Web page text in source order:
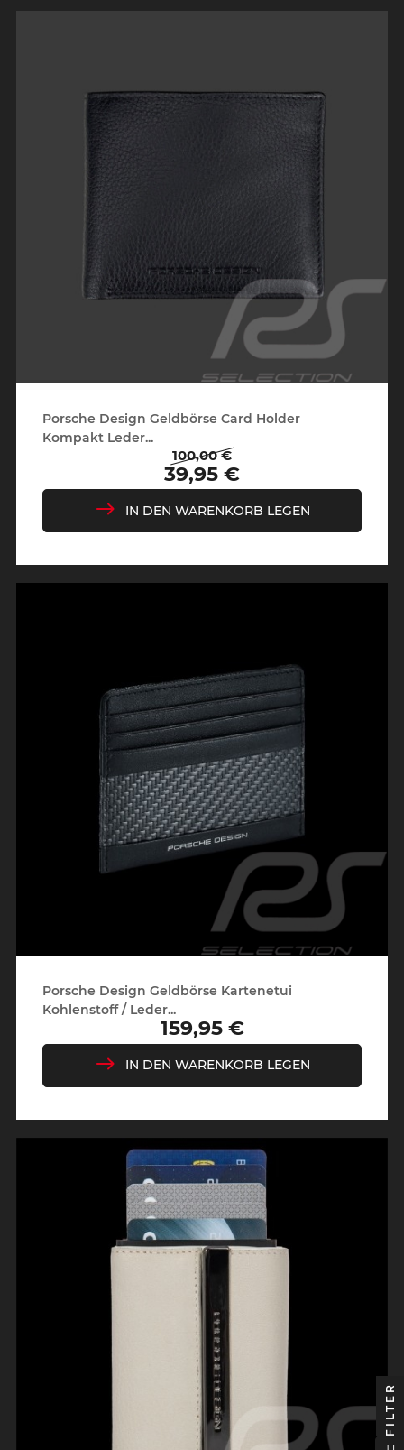
Porsche Design Geldbörse Card Holder
Kompakt Leder...
Regulärer
Preis
100,00 €
Preis
39,95 €
IN DEN WARENKORB LEGEN
Porsche Design Geldbörse Kartenetui
Kohlenstoff / Leder...
Preis
159,95 €
IN DEN WARENKORB LEGEN
FILTER